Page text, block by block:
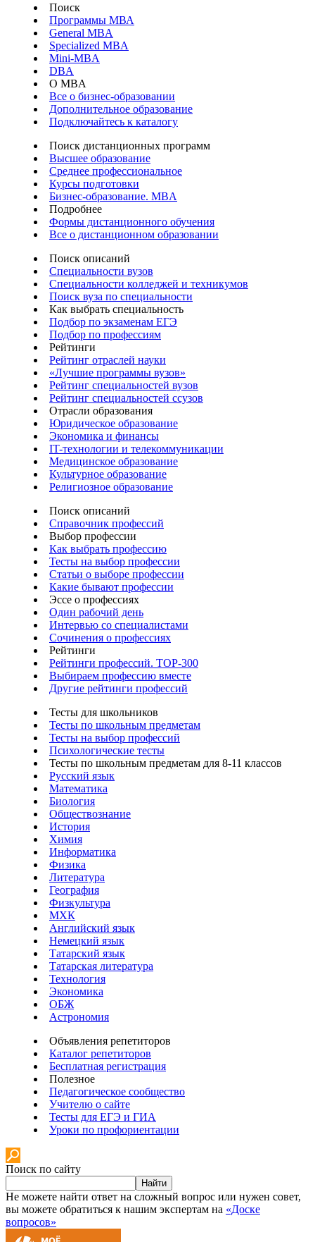
Поиск
Программы МВА
General MBA
Specialized MBA
Mini-MBA
DBA
О MBA
Все о бизнес-образовании
Дополнительное образование
Подключайтесь к каталогу
Поиск дистанционных программ
Высшее образование
Среднее профессиональное
Курсы подготовки
Бизнес-образование. MBA
Подробнее
Формы дистанционного обучения
Все о дистанционном образовании
Поиск описаний
Специальности вузов
Специальности колледжей и техникумов
Поиск вуза по специальности
Как выбрать специальность
Подбор по экзаменам ЕГЭ
Подбор по профессиям
Рейтинги
Рейтинг отраслей науки
«Лучшие программы вузов»
Рейтинг специальностей вузов
Рейтинг специальностей ссузов
Отрасли образования
Юридическое образование
Экономика и финансы
IT-технологии и телекоммуникации
Медицинское образование
Культурное образование
Религиозное образование
Поиск описаний
Справочник профессий
Выбор профессии
Как выбрать профессию
Тесты на выбор профессии
Статьи о выборе профессии
Какие бывают профессии
Эссе о профессиях
Один рабочий день
Интервью со специалистами
Сочинения о профессиях
Рейтинги
Рейтинги профессий. TOP-300
Выбираем профессию вместе
Другие рейтинги профессий
Тесты для школьников
Тесты по школьным предметам
Тесты на выбор профессий
Психологические тесты
Тесты по школьным предметам для 8-11 классов
Русский язык
Математика
Биология
Обществознание
История
Химия
Информатика
Физика
Литература
География
Физкультура
МХК
Английский язык
Немецкий язык
Татарский язык
Татарская литература
Технология
Экономика
ОБЖ
Астрономия
Объявления репетиторов
Каталог репетиторов
Бесплатная регистрация
Полезное
Педагогическое сообщество
Учителю о сайте
Тесты для ЕГЭ и ГИА
Уроки по профориентации
Поиск по сайту
Найти
Не можете найти ответ на сложный вопрос или нужен совет,
вы можете обратиться к нашим экспертам на «Доске
вопросов»